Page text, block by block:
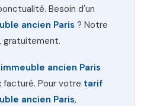
Besoin d'un
ancien Paris ? Notre
gratuitement.
ancien Paris
facturé. Pour votre tarif
ancien Paris,